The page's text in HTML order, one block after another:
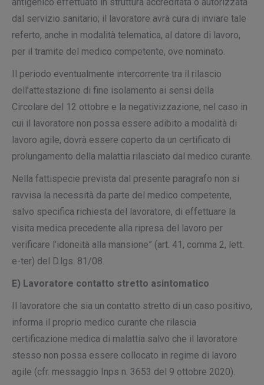
dal servizio sanitario; il lavoratore avrà cura di inviare tale
referto, anche in modalità telematica, al datore di lavoro,
per il tramite del medico competente, ove nominato.
Il periodo eventualmente intercorrente tra il rilascio
dell’attestazione di fine isolamento ai sensi della
Circolare del 12 ottobre e la negativizzazione, nel caso in
cui il lavoratore non possa essere adibito a modalità di
lavoro agile, dovrà essere coperto da un certificato di
prolungamento della malattia rilasciato dal medico curante.
Nella fattispecie prevista dal presente paragrafo non si
ravvisa la necessità da parte del medico competente,
salvo specifica richiesta del lavoratore, di effettuare la
visita medica precedente alla ripresa del lavoro per
verificare l’idoneità alla mansione” (art. 41, comma 2, lett.
e-ter) del D.lgs. 81/08.
E) Lavoratore contatto stretto asintomatico
Il lavoratore che sia un contatto stretto di un caso positivo,
informa il proprio medico curante che rilascia
certificazione medica di malattia salvo che il lavoratore
stesso non possa essere collocato in regime di lavoro
agile (cfr. messaggio Inps n. 3653 del 9 ottobre 2020).